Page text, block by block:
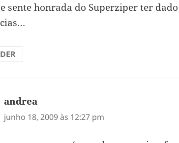
sente honrada do Superziper ter
andrea
junho 18, 2009 às 12:27 pm